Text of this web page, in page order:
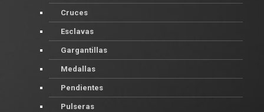
Cruces
Esclavas
Gargantillas
Medallas
Pendientes
Pulseras